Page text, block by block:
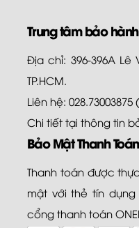
Trung tâm bảo hành
Địa chỉ: 396-396A Lê
TP.HCM.
Liên hệ: 028.73003875
Chi tiết tại thông tin
Bảo Mật Thanh Toán
Thanh toán được
mật với thẻ tín
cổng thanh toán